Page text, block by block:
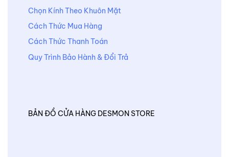
Chọn Kính Theo Khuôn Mặt
Cách Thức Mua Hàng
Cách Thức Thanh Toán
Quy Trình Bảo Hành & Đổi Trả
BẢN ĐỒ CỬA HÀNG DESMON STORE